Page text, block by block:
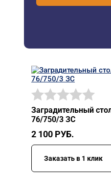
Заградительный
76/750/3 ЗС
2 100 РУБ.
Заказать в 1 клик